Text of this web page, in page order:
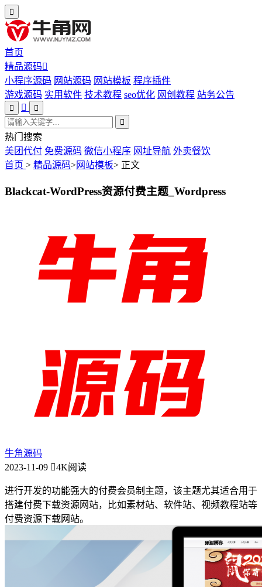
首页
精品源码
小程序源码 网站源码 网站模板 程序插件
游戏源码 实用软件 技术教程 seo优化 网创教程 站务公告
热门搜索
美团代付 免费源码 微信小程序 网址导航 外卖餐饮
首页 > 精品源码>网站模板> 正文
Blackcat-WordPress资源付费主题_Wordpress
牛角源码
2023-11-09
4K阅读
进行开发的功能强大的付费会员制主题，该主题尤其适合用于
搭建付费下载资源网站，比如素材站、软件站、视频教程站等
付费资源下载网站。